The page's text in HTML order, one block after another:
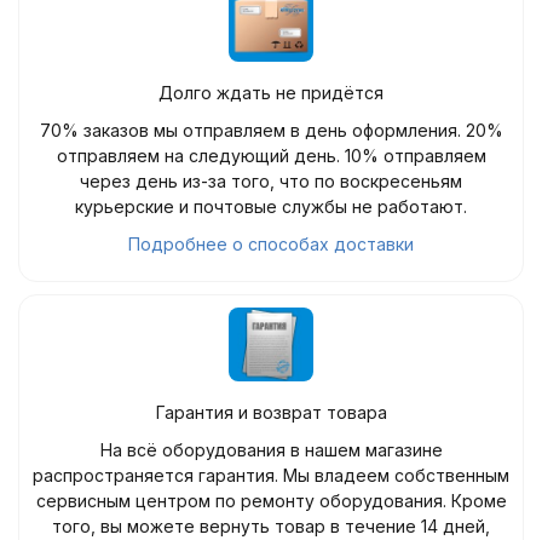
Долго ждать не придётся
70% заказов мы отправляем в день оформления. 20%
отправляем на следующий день. 10% отправляем
через день из-за того, что по воскресеньям
курьерские и почтовые службы не работают.
Подробнее о способах доставки
Гарантия и возврат товара
На всё оборудования в нашем магазине
распространяется гарантия. Мы владеем собственным
сервисным центром по ремонту оборудования. Кроме
того, вы можете вернуть товар в течение 14 дней,